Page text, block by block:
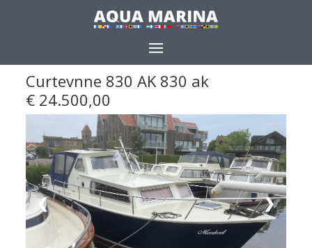
Curtevnne 830 AK 830 ak
€ 24.500,00
❮ ❯